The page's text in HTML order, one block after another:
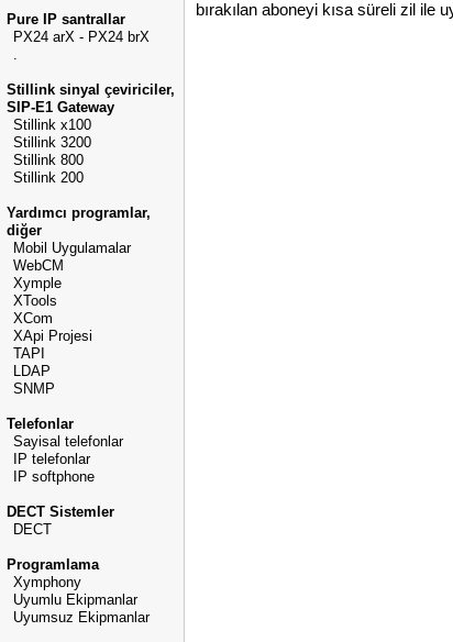
Pure IP santrallar
PX24 arX - PX24 brX
.
Stillink sinyal çeviriciler,
SIP-E1 Gateway
Stillink x100
Stillink 3200
Stillink 800
Stillink 200
Yardımcı programlar,
diğer
Mobil Uygulamalar
WebCM
Xymple
XTools
XCom
XApi Projesi
TAPI
LDAP
SNMP
Telefonlar
Sayisal telefonlar
IP telefonlar
IP softphone
DECT Sistemler
DECT
Programlama
Xymphony
Uyumlu Ekipmanlar
Uyumsuz Ekipmanlar
bırakılan aboneyi kısa süreli zil ile